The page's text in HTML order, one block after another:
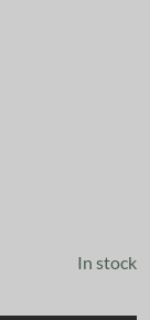
In stock